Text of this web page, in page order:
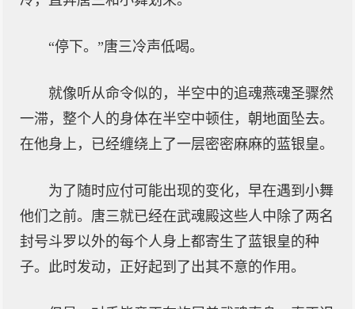
“停下。”唐三冷声低喝。
就像听从命令似的，半空中的追魂燕魂圣骤然
一滞，整个人的身体在半空中顿住，朝地面坠去。
在他身上，已经缠绕上了一层密密麻麻的蓝银皇。
为了随时应付可能出现的变化，早在遇到小舞
他们之前。唐三就已经在武魂殿这些人中除了两名
封号斗罗以外的每个人身上都寄生了蓝银皇的种
子。此时发动，正好起到了出其不意的作用。